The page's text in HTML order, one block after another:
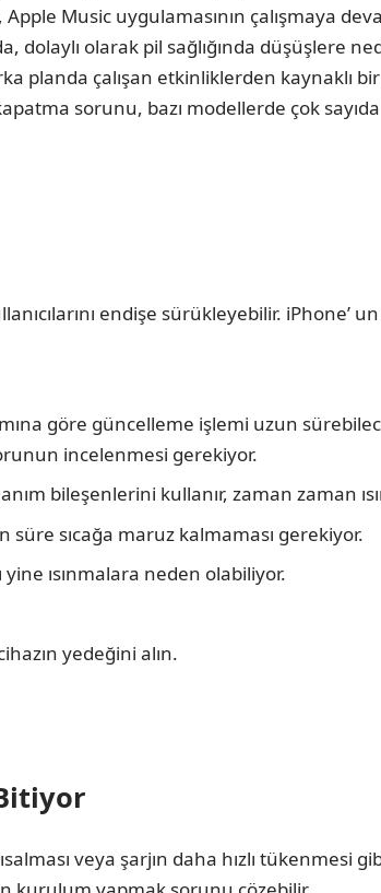
Music uygulamasının çalışmaya
dolaylı olarak pil sağlığında düşüşlere
planda çalışan etkinliklerden kaynaklı
sorunu, bazı modellerde çok
endişe sürükleyebilir. iPhone’ un
göre güncelleme işlemi uzun
incelenmesi gerekiyor.
bileşenlerini kullanır, zaman zaman
süre sıcağa maruz kalmaması gerekiyor.
ısınmalara neden olabiliyor.
yedeğini alın.
veya şarjın daha hızlı tükenmesi